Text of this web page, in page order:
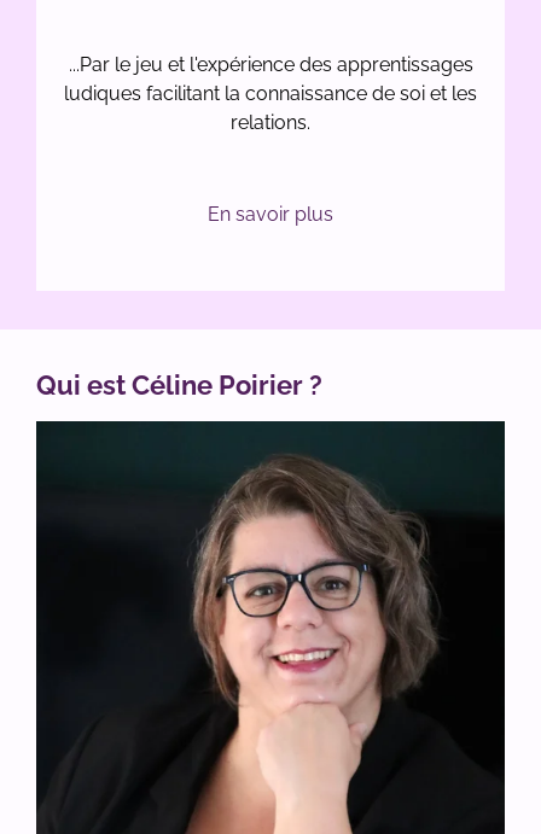
...Par le jeu et l'expérience des apprentissages
ludiques facilitant la connaissance de soi et les
relations.
En savoir plus
Qui est Céline Poirier ?